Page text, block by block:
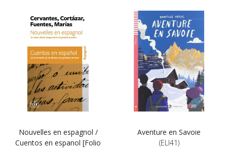
Nouvelles en espagnol /
Cuentos en espanol [Folio
Aventure en Savoie
(ELI41)